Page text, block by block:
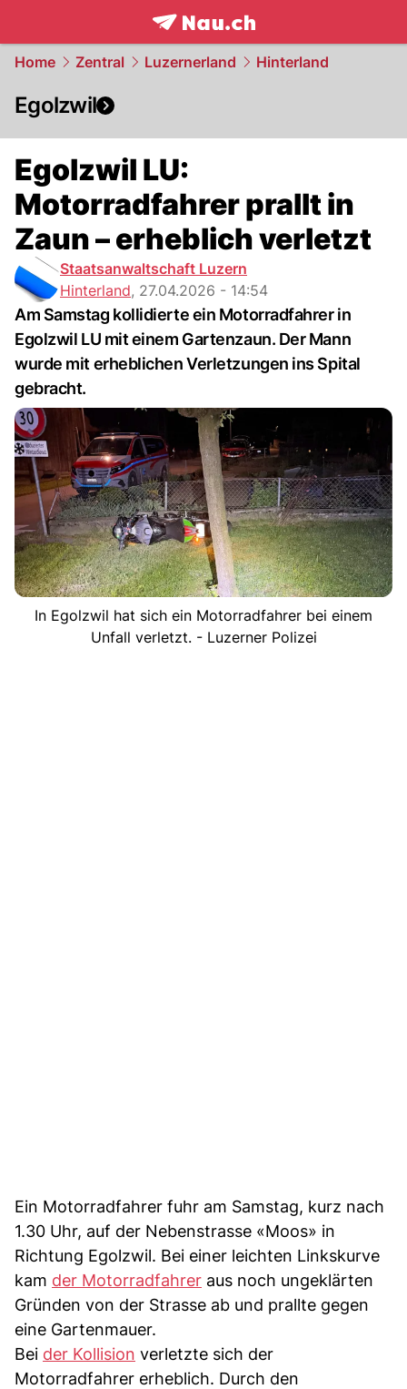
frontpage.NAU.ch
Home Zentral Luzernerland Hinterland
Egolzwil
Egolzwil LU:
Motorradfahrer prallt in
Zaun – erheblich verletzt
Staatsanwaltschaft Luzern
Hinterland, 27.04.2026 - 14:54
Am Samstag kollidierte ein Motorradfahrer in
Egolzwil LU mit einem Gartenzaun. Der Mann
wurde mit erheblichen Verletzungen ins Spital
gebracht.
In Egolzwil hat sich ein Motorradfahrer bei einem
Unfall verletzt. - Luzerner Polizei
Ein Motorradfahrer fuhr am Samstag, kurz nach
1.30 Uhr, auf der Nebenstrasse «Moos» in
Richtung Egolzwil. Bei einer leichten Linkskurve
kam der Motorradfahrer aus noch ungeklärten
Gründen von der Strasse ab und prallte gegen
eine Gartenmauer.
Bei der Kollision verletzte sich der
Motorradfahrer erheblich. Durch den